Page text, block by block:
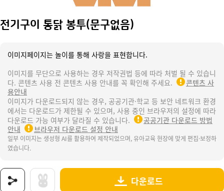
전기구이 통닭 봉투(문구없음)
이미지페이지는 놀이를 통해 사랑을 표현합니다.
이미지를 무단으로 사용하는 경우 저작권법 등에 따라 처벌 될 수 있습니
다. 콘텐츠 사용 전 콘텐츠 사용 안내를 꼭 확인해 주세요.
콘텐츠 사
용안내
이미지가 다운로드되지 않는 경우, 공공기관·학교 등 보안 네트워크 환경
에서는 다운로드가 제한될 수 있으며, 사용 중인 브라우저의 설정에 따라
다운로드 가능 여부가 달라질 수 있습니다.
공공기관 다운로드 방법
안내
브라우저 다운로드 설정 안내
일부 이미지는 생성형 AI를 활용하여 제작되었으며, 유아교육 현장에 맞게 편집·보정하
였습니다.
다운로드